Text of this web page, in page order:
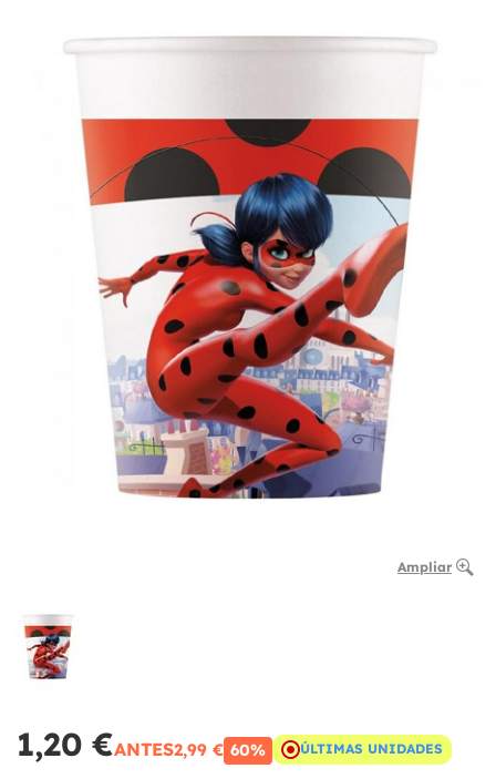
Ampliar
1,20 €ANTES2,99 € 60% ÚLTIMAS UNIDADES